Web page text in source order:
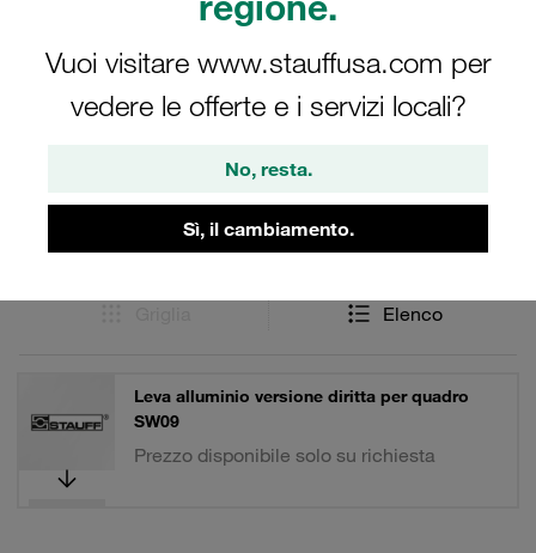
Vuoi visitare www.stauffusa.com per
vedere le offerte e i servizi locali?
No, resta.
Sì, il cambiamento.
Filtri / Ordinamento
Elenco
Leva alluminio versione diritta per quadro
SW09
Prezzo disponibile solo su richiesta